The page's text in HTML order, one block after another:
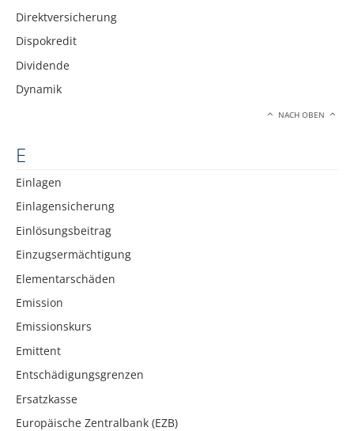
Direktversicherung
Dispokredit
Dividende
Dynamik
NACH OBEN
E
Einlagen
Einlagensicherung
Einlösungsbeitrag
Einzugsermächtigung
Elementarschäden
Emission
Emissionskurs
Emittent
Entschädigungsgrenzen
Ersatzkasse
Europäische Zentralbank (EZB)